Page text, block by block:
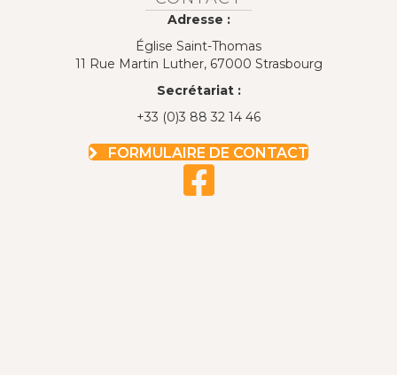
Adresse :
Église Saint-Thomas
11 Rue Martin Luther, 67000 Strasbourg
Secrétariat :
+33 (0)3 88 32 14 46
FORMULAIRE DE CONTACT